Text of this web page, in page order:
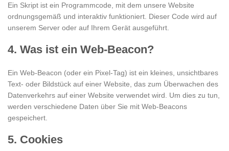
Ein Skript ist ein Programmcode, mit dem unsere Website
ordnungsgemäß und interaktiv funktioniert. Dieser Code wird auf
unserem Server oder auf Ihrem Gerät ausgeführt.
4. Was ist ein Web-Beacon?
Ein Web-Beacon (oder ein Pixel-Tag) ist ein kleines, unsichtbares
Text- oder Bildstück auf einer Website, das zum Überwachen des
Datenverkehrs auf einer Website verwendet wird. Um dies zu tun,
werden verschiedene Daten über Sie mit Web-Beacons
gespeichert.
5. Cookies